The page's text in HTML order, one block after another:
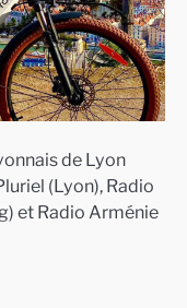
de Lyon
(Lyon), Radio
et Radio Arménie